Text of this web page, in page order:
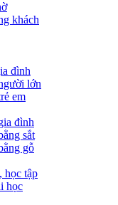
khách
đình
lớn
em
đình
sắt
gỗ
học tập
học